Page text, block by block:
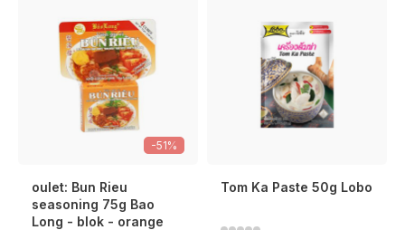
-51%
oulet: Bun Rieu
seasoning 75g Bao
Long - blok - orange
Tom Ka Paste 50g Lobo